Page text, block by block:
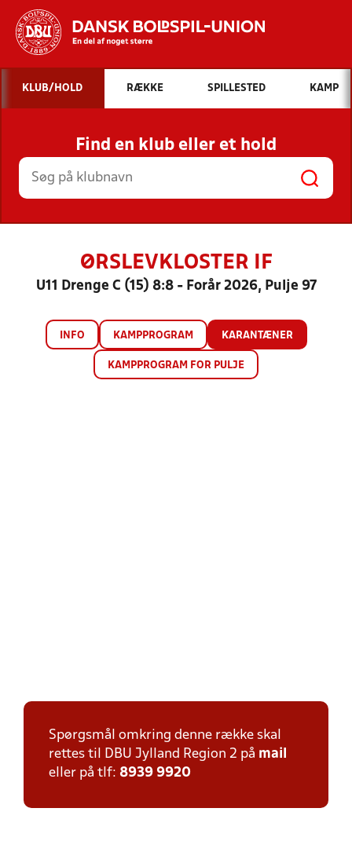
Hvad vil du søge efter?
INDHOLD OG NYHEDER
STILLINGER, RESULTATER, KLUBBER OG
HOLD
KLUB/HOLD RÆKKE SPILLESTED KAMP
Find en klub eller et hold
ØRSLEVKLOSTER IF
U11 Drenge C (15) 8:8 - Forår 2026, Pulje 97
INFO KAMPPROGRAM KARANTÆNER
KAMPPROGRAM FOR PULJE
Spørgsmål omkring denne række skal
rettes til DBU Jylland Region 2 på mail
eller på tlf: 8939 9920